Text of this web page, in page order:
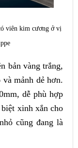
viên kim cương ở vị
bản vàng trắng,
mảnh dẻ hơn.
dễ phù hợp
xinh xắn cho
cũng đang là